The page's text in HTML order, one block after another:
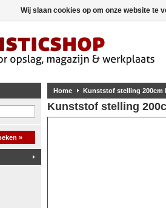
»
Home Kunststof stelling 200cm
Kunststof stelling
Wij slaan cookies op om onze website te